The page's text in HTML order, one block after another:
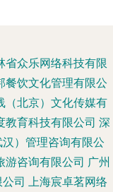
省众乐网络科技有限
餐饮文化管理有限公
（北京）文化传媒有
教育科技有限公司 深
）管理咨询有限公
游咨询有限公司 广州
司 上海宸卓茗网络